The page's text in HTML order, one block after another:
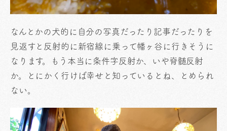
なんとかの犬的に自分の写真だったり記事だったりを
見返すと反射的に新宿線に乗って幡ヶ谷に行きそうに
なります。もう本当に条件字反射か、いや脊髄反射
か。とにかく行けば幸せと知っているとね、とめられ
ない。